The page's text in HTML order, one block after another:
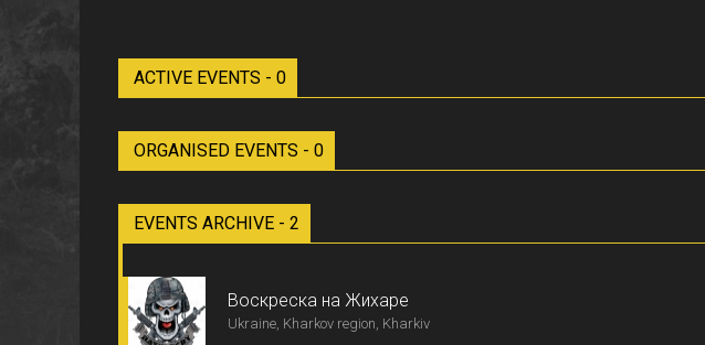
ACTIVE EVENTS - 0
ORGANISED EVENTS - 0
EVENTS ARCHIVE - 2
Воскреска на Жихаре
Ukraine, Kharkov region, Kharkiv